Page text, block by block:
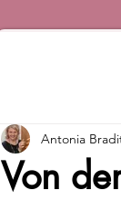
Von
Antonia